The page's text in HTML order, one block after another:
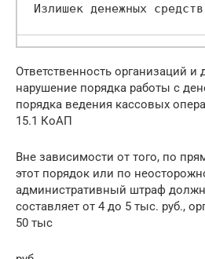
Излишек денежных
Ответственность организаций
нарушение порядка работы с
порядка ведения кассовых
15.1 КоАП
Вне зависимости от того, по
этот порядок или по
административный штраф
составляет от 4 до 5 тыс. руб.,
50 тыс